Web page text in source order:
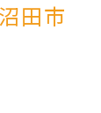
第一
田市